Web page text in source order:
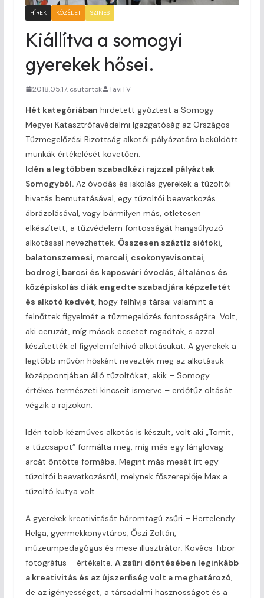
HÍREK KÖZÉLET SZINES
Kiállítva a somogyi
gyerekek hősei.
2018.05.17. csütörtök TaviTV
Hét kategóriában hirdetett győztest a Somogy
Megyei Katasztrófavédelmi Igazgatóság az Országos
Tűzmegelőzési Bizottság alkotói pályázatára beküldött
munkák értékelését követően.
Idén a legtöbben szabadkézi rajzzal pályáztak
Somogyból.Az óvodás és iskolás gyerekek a tűzoltói
hivatás bemutatásával, egy tűzoltói beavatkozás
ábrázolásával, vagy bármilyen más, ötletesen
elkészített, a tűzvédelem fontosságát hangsúlyozó
alkotással nevezhettek. Összesen száztíz siófoki,
balatonszemesi, marcali, csokonyavisontai,
bodrogi, barcsi és kaposvári óvodás, általános és
középiskolás diák engedte szabadjára képzeletét
és alkotó kedvét,hogy felhívja társai valamint a
felnőttek figyelmét a tűzmegelőzés fontosságára. Volt,
aki ceruzát, míg mások ecsetet ragadtak, s azzal
készítették el figyelemfelhívó alkotásukat. A gyerekek a
legtöbb művön hősként nevezték meg az alkotásuk
középpontjában álló tűzoltókat, akik – Somogy
értékes természeti kincseit ismerve – erdőtűz oltását
végzik a rajzokon.
Idén több kézműves alkotás is készült, volt aki „Tomit,
a tűzcsapot” formálta meg, míg más egy lánglovag
arcát öntötte formába. Megint más mesét írt egy
tűzoltói beavatkozásról, melynek főszereplője Max a
tűzoltó kutya volt.
A gyerekek kreativitását háromtagú zsűri – Hertelendy
Helga, gyermekkönyvtáros; Őszi Zoltán,
múzeumpedagógus és mese illusztrátor; Kovács Tibor
fotográfus – értékelte. A zsűri döntésében leginkább
a kreativitás és az újszerűség volt a meghatározó,
de az igényességet, a társadalmi hasznosságot és a